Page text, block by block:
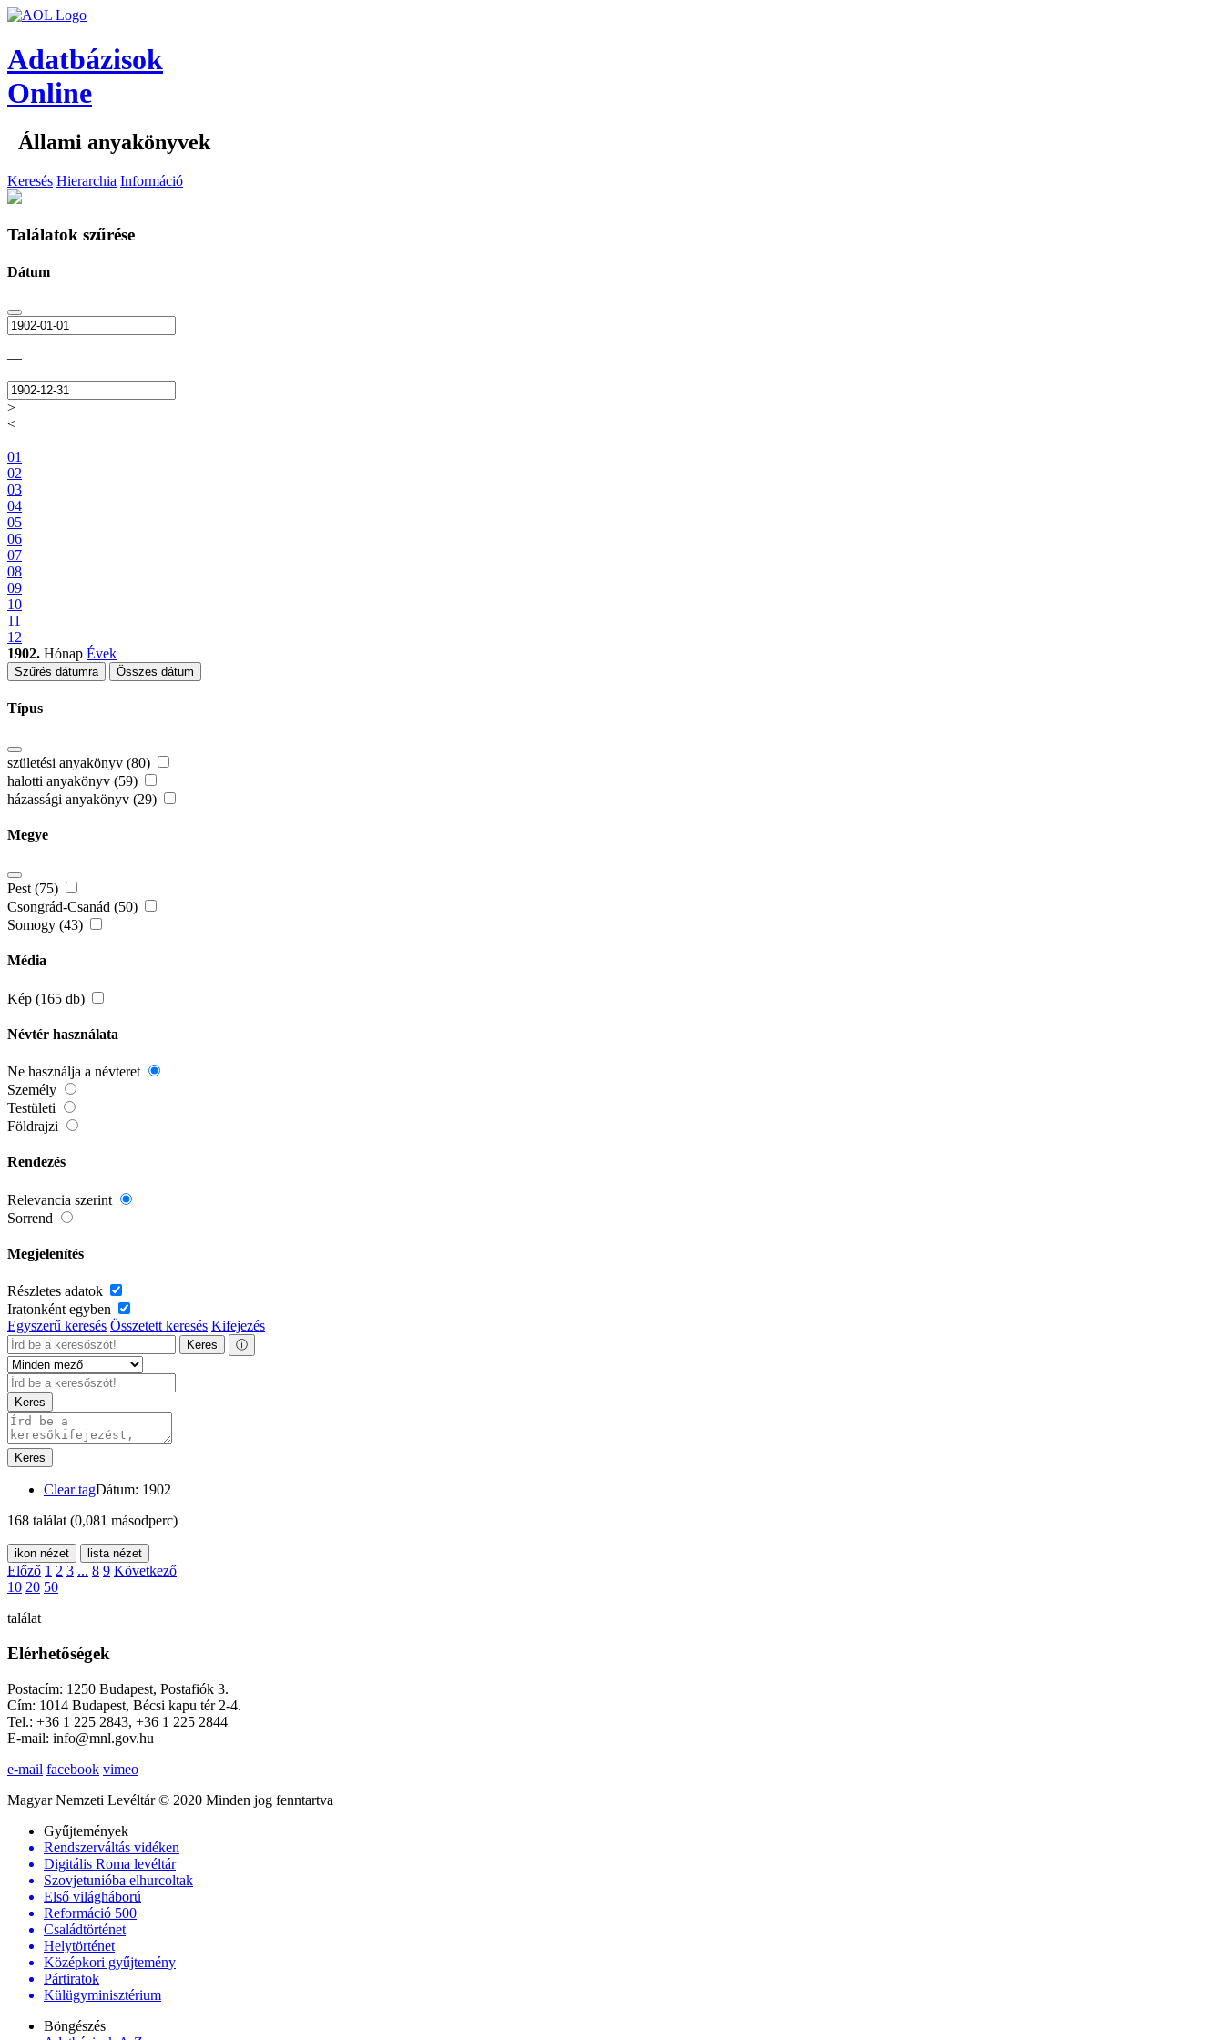
Adatbázisok
Online
Állami anyakönyvek
Keresés Hierarchia Információ
Találatok szűrése
Dátum
—
>
<
01
02
03
04
05
06
07
08
09
10
11
12
1902. Hónap Évek
Szűrés dátumra Összes dátum
Típus
születési anyakönyv (80)
halotti anyakönyv (59)
házassági anyakönyv (29)
Megye
Pest (75)
Csongrád-Csanád (50)
Somogy (43)
Média
Kép (165 db)
Névtér használata
Ne használja a névteret
Személy
Testületi
Földrajzi
Rendezés
Relevancia szerint
Sorrend
Megjelenítés
Részletes adatok
Iratonként egyben
Egyszerű keresés Összetett keresés Kifejezés
Keres ⓘ
Keres
Keres
Clear tagDátum: 1902
168 találat (0,081 másodperc)
ikon nézet lista nézet
Előző 1 2 3 ... 8 9 Következő
10 20 50
találat
Elérhetőségek
Postacím: 1250 Budapest, Postafiók 3.
Cím: 1014 Budapest, Bécsi kapu tér 2-4.
Tel.: +36 1 225 2843, +36 1 225 2844
E-mail: info@mnl.gov.hu
e-mail facebook vimeo
Magyar Nemzeti Levéltár © 2020 Minden jog fenntartva
Gyűjtemények
Rendszerváltás vidéken
Digitális Roma levéltár
Szovjetunióba elhurcoltak
Első világháború
Reformáció 500
Családtörténet
Helytörténet
Középkori gyűjtemény
Pártiratok
Külügyminisztérium
Böngészés